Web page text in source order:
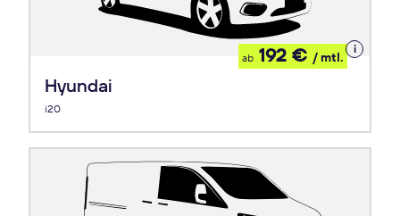
Hyundai
i20
ab 192 € / mtl.
Details
zum